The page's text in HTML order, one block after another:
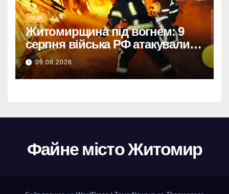
ПОДІЇ
Житомирщина під вогнем: 9
серпня війська РФ атакували
дронами, троє поранених
09.08.2026
Файне місто Житомир